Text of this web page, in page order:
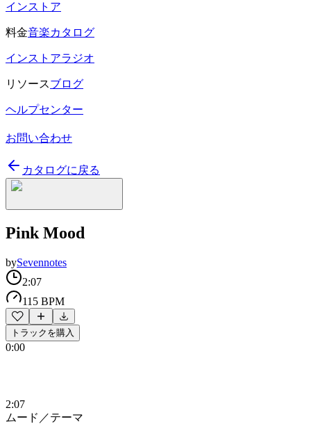
インストア
料金音楽カタログ
インストアラジオ
リソースブログ
ヘルプセンター
お問い合わせ
カタログに戻る
Pink Mood
bySevennotes
2:07
115 BPM
トラックを購入
0:00
2:07
ムード／テーマ